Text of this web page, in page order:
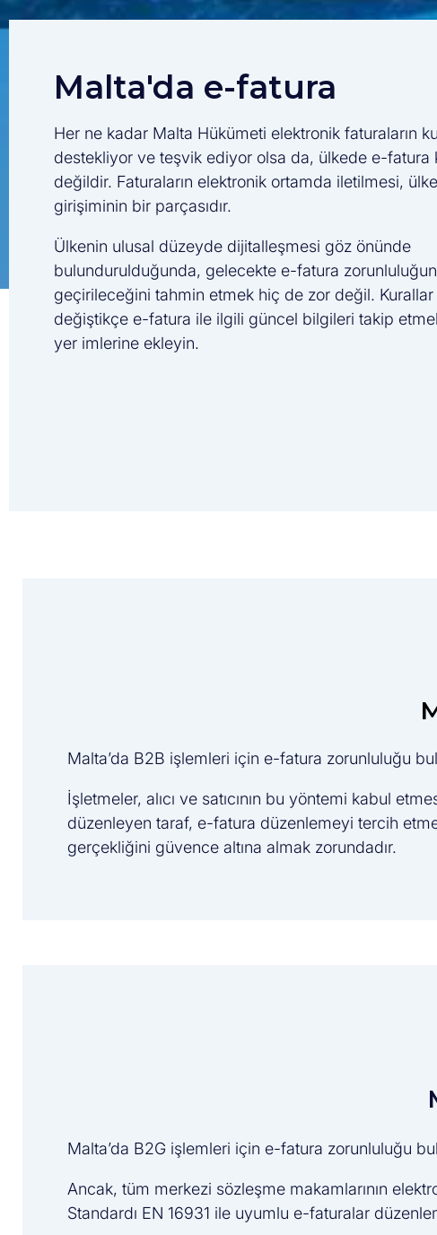
Malta'da e-fatura
Her ne kadar Malta Hükümeti elektronik faturaların
destekliyor ve teşvik ediyor olsa da, ülkede e-fatura
değildir. Faturaların elektronik ortamda iletilmesi,
girişiminin bir parçasıdır.
Ülkenin ulusal düzeyde dijitalleşmesi göz önünde
bulundurulduğunda, gelecekte e-fatura
geçirileceğini tahmin etmek hiç de zor değil.
değiştikçe e-fatura ile ilgili güncel bilgileri takip
yer imlerine ekleyin.
Malta’da B2B işlemleri için e-fatura zorunluluğu
İşletmeler, alıcı ve satıcının bu yöntemi kabul
düzenleyen taraf, e-fatura düzenlemeyi tercih
gerçekliğini güvence altına almak zorundadır.
Malta’da B2G işlemleri için e-fatura zorunluluğu
Ancak, tüm merkezi sözleşme makamlarının
Standardı EN 16931 ile uyumlu e-faturalar